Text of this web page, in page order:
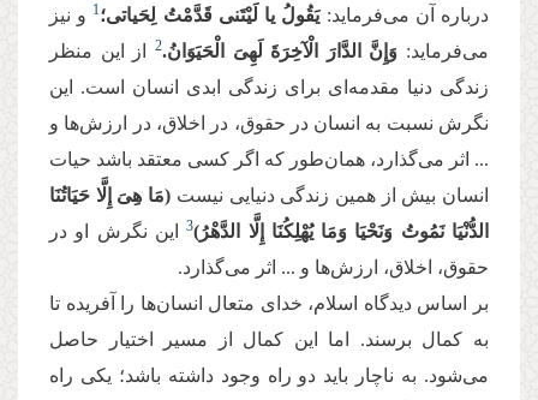
درباره آن می‌فرماید:یَقُولُ یا لَیْتَنی‏ قَدَّمْتُ لِحَیاتی؛1 و نیز
می‌فرماید: وَإِنَّ الدَّارَ الْآخِرَةَ لَهِیَ الْحَیَوَانُ.2
از این منظر
زندگی دنیا مقدمه‌ای برای زندگی ابدی انسان است. این
نگرش نسبت به انسان در حقوق، در اخلاق، در ارزش‌ها و
... اثر می‌گذارد، همان‌طور که اگر کسی معتقد باشد حیات
انسان بیش از همین زندگی دنیایی نیست (مَا هِیَ إِلَّا حَیَاتُنَا
الدُّنْیَا نَمُوتُ وَنَحْیَا وَمَا یُهْلِكُنَا إِلَّا الدَّهْرُ)
3
این نگرش او در
حقوق، اخلاق، ارزش‌ها و ... اثر می‌گذارد.
بر اساس دیدگاه اسلام، خدای متعال انسان‌ها را آفریده تا
به کمال برسند. اما این کمال از مسیر اختیار حاصل
می‌شود. به ناچار باید دو راه وجود داشته باشد؛ یکی راه